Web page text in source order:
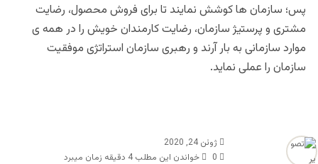
پس؛ سازمان ها کوشش نمایند تا برای فروش محصول، رضایت
مشتری و پرستیژ سازمان، رضایت کارمندان خویش را در همه ی
موارد سازمانی به بار آرند و رهبری سازمان استراتژی موفقیت
سازمان را عملی نماید.
ژوئن 24, 2020
0
خواندن این مطلب 4 دقیقه زمان میبرد